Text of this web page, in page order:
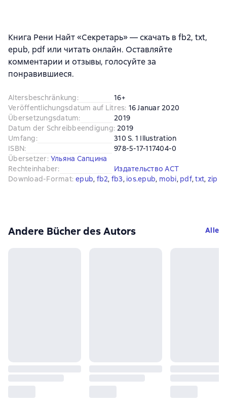
Книга Рени Найт «Секретарь» — скачать в fb2, txt,
epub, pdf или читать онлайн. Оставляйте
комментарии и отзывы, голосуйте за
понравившиеся.
Altersbeschränkung:
16+
Veröffentlichungsdatum auf Litres: 16 Januar 2020
Übersetzungsdatum:
2019
Datum der Schreibbeendigung: 2019
Umfang:
310 S. 1 Illustration
ISBN:
978-5-17-117404-0
Übersetzer: Ульяна Сапцина
Rechteinhaber:
Издательство АСТ
Download-Format: epub, fb2, fb3, ios.epub, mobi, pdf, txt, zip
Andere Bücher des Autors Alle